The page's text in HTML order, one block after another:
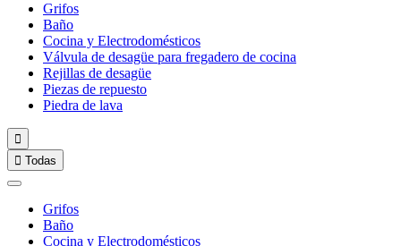
Grifos
Baño
Cocina y Electrodomésticos
Válvula de desagüe para fregadero de cocina
Rejillas de desagüe
Piezas de repuesto
Piedra de lava

 Todas
Grifos
Baño
Cocina y Electrodomésticos